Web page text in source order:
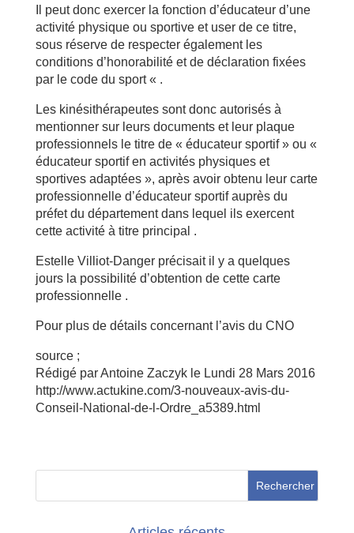
Il peut donc exercer la fonction d’éducateur d’une
activité physique ou sportive et user de ce titre,
sous réserve de respecter également les
conditions d’honorabilité et de déclaration fixées
par le code du sport « .
Les kinésithérapeutes sont donc autorisés à
mentionner sur leurs documents et leur plaque
professionnels le titre de « éducateur sportif » ou «
éducateur sportif en activités physiques et
sportives adaptées », après avoir obtenu leur carte
professionnelle d’éducateur sportif auprès du
préfet du département dans lequel ils exercent
cette activité à titre principal .
Estelle Villiot-Danger précisait il y a quelques
jours la possibilité d’obtention de cette carte
professionnelle .
Pour plus de détails concernant l’avis du CNO
source ;
Rédigé par Antoine Zaczyk le Lundi 28 Mars 2016
http://www.actukine.com/3-nouveaux-avis-du-
Conseil-National-de-l-Ordre_a5389.html